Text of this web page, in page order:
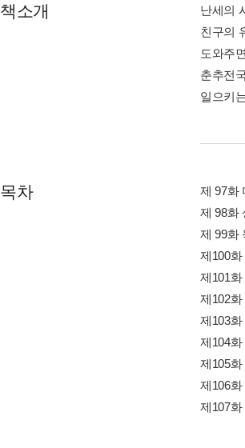
책소개
난세의
친구의
도와주
춘추전
일으키
목차
제 97화
제 98화
제 99화
제100
제101
제102
제103
제104
제105
제106
제107